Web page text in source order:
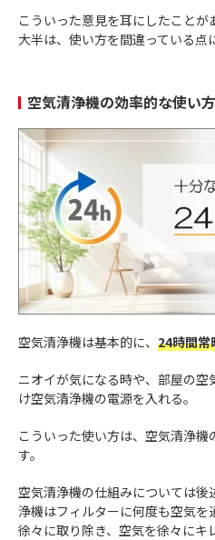
こういった意見を耳にしたこと
大半は、使い方を間違っている点
空気清浄機の効率的な使い方
空気清浄機は基本的に、 24時間常
ニオイが気になる時や、部屋の
け空気清浄機の電源を入れる。
こういった使い方は、空気清浄
す。
空気清浄機の仕組みについては
浄機はフィルターに何度も空気
徐々に取り除き、空気を徐々にキ